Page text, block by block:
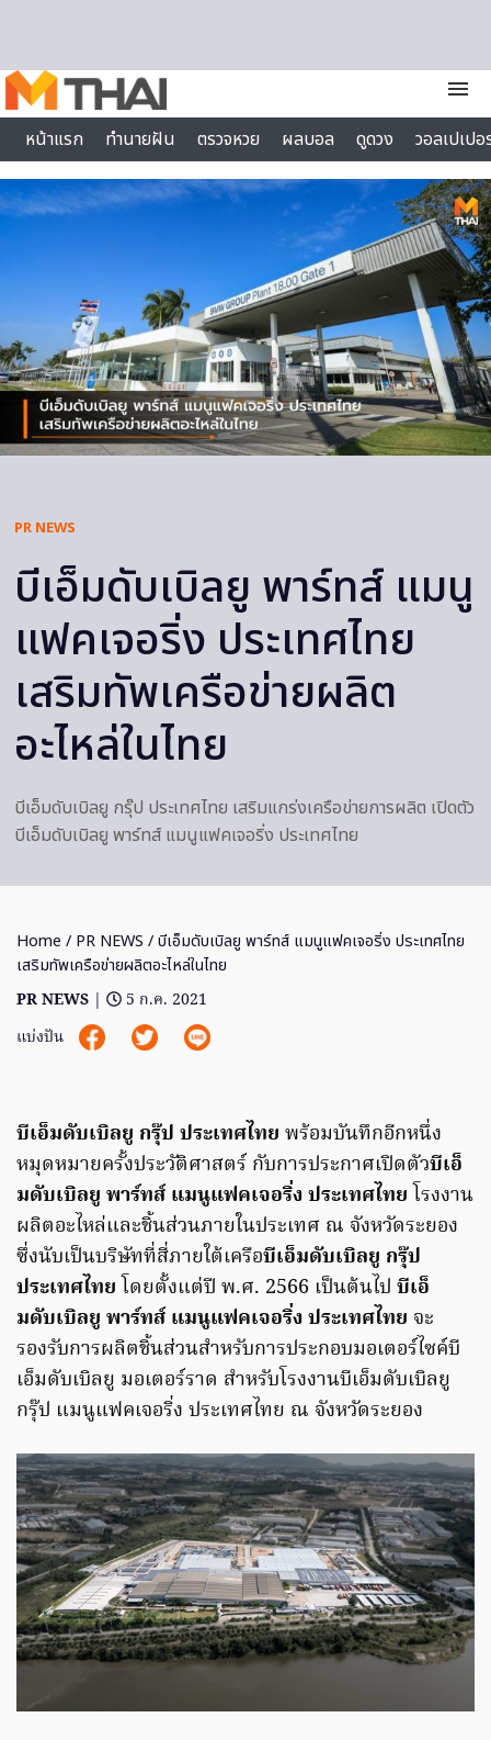
menu
หน้าแรก
ทำนายฝัน ตรวจหวย ผลบอล ดูดวง
วอลเปเป
ไลฟ์สไตล์
PR NEWS
บีเอ็มดับเบิลยู พาร์ทส์ แมนู
แฟคเจอริ่ง ประเทศไทย
เสริมทัพเครือข่ายผลิต
อะไหล่ในไทย
บีเอ็มดับเบิลยู กรุ๊ป ประเทศไทย เสริมแกร่งเครือข่ายการผลิต เปิดตัว
บีเอ็มดับเบิลยู พาร์ทส์ แมนูแฟคเจอริ่ง ประเทศไทย
Home / PR NEWS / บีเอ็มดับเบิลยู พาร์ทส์ แมนูแฟคเจอริ่ง ประเทศไทย
เสริมทัพเครือข่ายผลิตอะไหล่ในไทย
PR NEWS |
5 ก.ค. 2021
แบ่งปัน
บีเอ็มดับเบิลยู กรุ๊ป ประเทศไทย พร้อมบันทึกอีกหนึ่ง
หมุดหมายครั้งประวัติศาสตร์ กับการประกาศเปิดตัวบีเอ็
มดับเบิลยู พาร์ทส์ แมนูแฟคเจอริ่ง ประเทศไทย โรงงาน
ผลิตอะไหล่และชิ้นส่วนภายในประเทศ ณ จังหวัดระยอง
ซึ่งนับเป็นบริษัทที่สี่ภายใต้เครือบีเอ็มดับเบิลยู กรุ๊ป
ประเทศไทย โดยตั้งแต่ปี พ.ศ. 2566 เป็นต้นไป บีเอ็
มดับเบิลยู พาร์ทส์ แมนูแฟคเจอริ่ง ประเทศไทย จะ
รองรับการผลิตชิ้นส่วนสำหรับการประกอบมอเตอร์ไซค์บี
เอ็มดับเบิลยู มอเตอร์ราด สำหรับโรงงานบีเอ็มดับเบิลยู
กรุ๊ป แมนูแฟคเจอริ่ง ประเทศไทย ณ จังหวัดระยอง